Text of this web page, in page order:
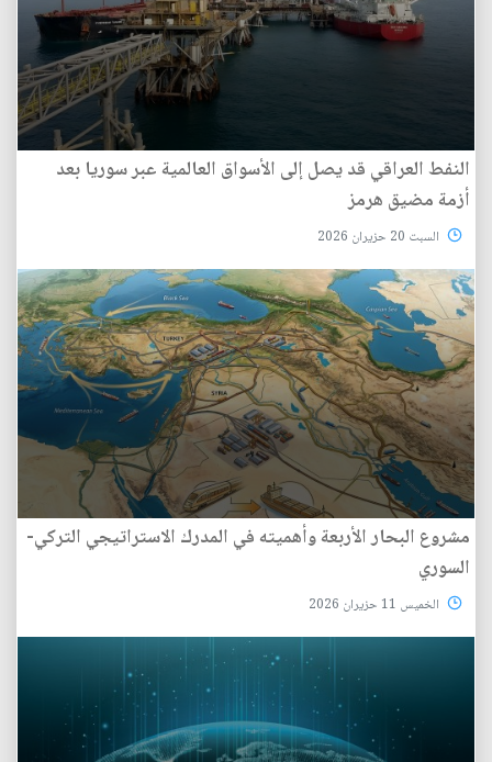
النفط العراقي قد يصل إلى الأسواق العالمية عبر سوريا بعد
أزمة مضيق هرمز
السبت 20 حزيران 2026
مشروع البحار الأربعة وأهميته في المدرك الاستراتيجي التركي-
السوري
الخميس 11 حزيران 2026